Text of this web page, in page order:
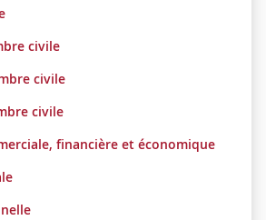
civile
civile
civile
financière et économique